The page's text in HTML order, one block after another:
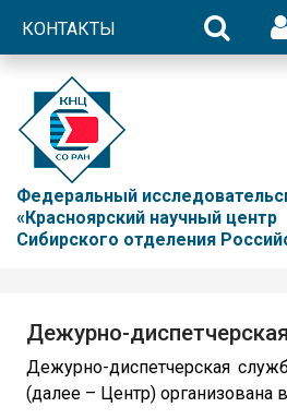
КОНТАКТЫ
Федеральный
«Красноярский научный центр
Сибирского отделения
Дежурно-
Дежурно-диспетчерская
(далее – Центр) организована